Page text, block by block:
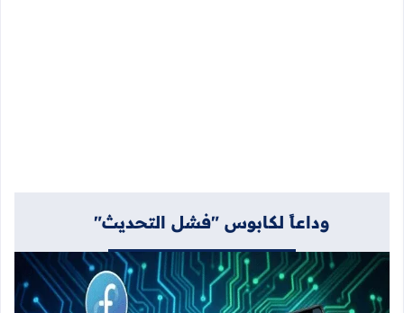
وداعاً لكابوس "فشل التحديث"